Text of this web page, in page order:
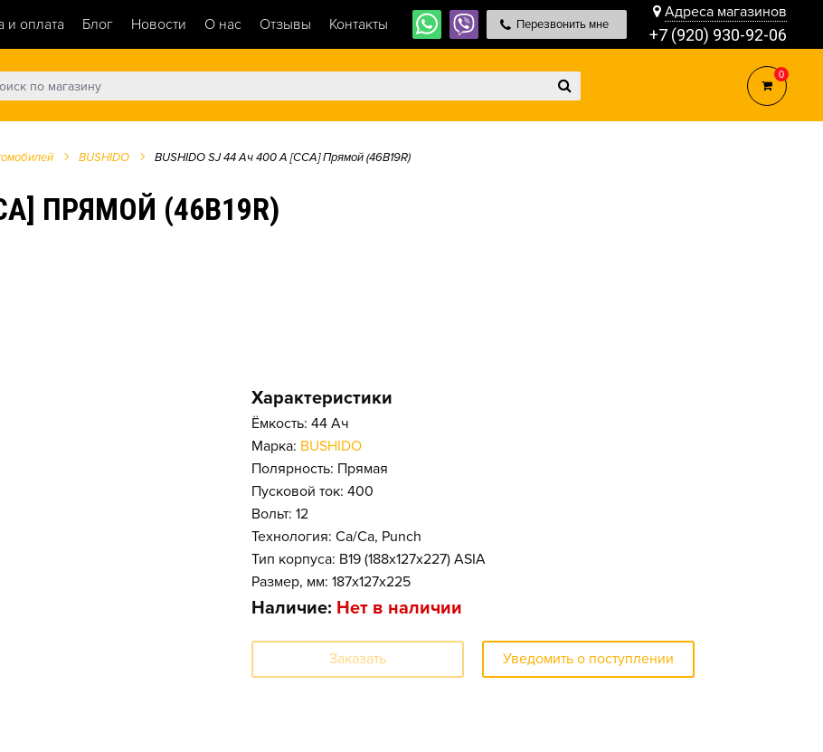
и оплата Блог Новости О нас Отзывы Контакты Перезвонить мне
Адреса магазинов
+7 (920) 930-92-06
0
BUSHIDO BUSHIDO SJ 44 Ач 400 А [CCA] Прямой (46B19R)
ПРЯМОЙ (46B19R)
Характеристики
Ёмкость: 44 Ач
Марка: BUSHIDO
Полярность: Прямая
Пусковой ток: 400
Вольт: 12
Технология: Ca/Ca, Punch
Тип корпуса: B19 (188x127x227) ASIA
Размер, мм: 187x127x225
Наличие: Нет в наличии
Заказать Уведомить о поступлении